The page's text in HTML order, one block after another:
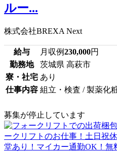
ルー...
株式会社BREXA Next
給与 月収例230,000円
勤務地
茨城県 高萩市
寮・社宅 あり
仕事内容 組立・検査 / 製薬化
募集が停止しています